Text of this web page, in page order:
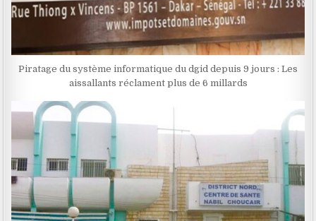
Piratage du système informatique du dgid depuis 9 jours : Les
aissallants réclament plus de 6 millards